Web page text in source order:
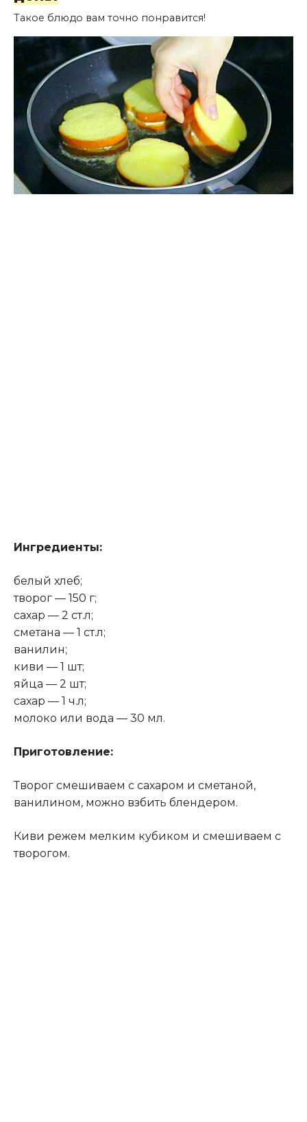
Такое блюдо вам точно понравится!
Ингредиенты:
белый хлеб;
творог — 150 г;
сахар — 2 ст.л;
сметана — 1 ст.л;
ванилин;
киви — 1 шт;
яйца — 2 шт;
сахар — 1 ч.л;
молоко или вода — 30 мл.
Приготовление:
Творог смешиваем с сахаром и сметаной,
ванилином, можно взбить блендером.
Киви режем мелким кубиком и смешиваем с
творогом.